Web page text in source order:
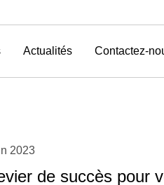
Actualités Contactez-
2023
de succès pour